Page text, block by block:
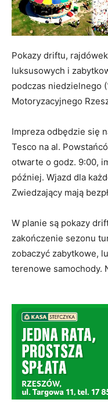
Pokazy driftu,
luksusowych i
podczas niedzielnego
Motoryzacyjnego
Impreza odbędzie się
Tesco na al.
otwarte o godz. 9:00,
później. Wjazd dla
Zwiedzający mają
W planie są pokazy
zakończenie sezonu
zobaczyć zabytkowe,
terenowe samochody.